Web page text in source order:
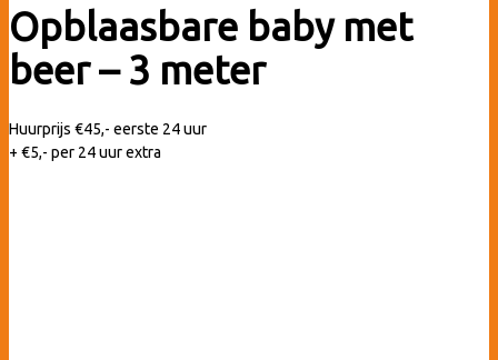
Opblaasbare baby met
beer – 3 meter
Huurprijs €45,- eerste 24 uur
+ €5,- per 24 uur extra